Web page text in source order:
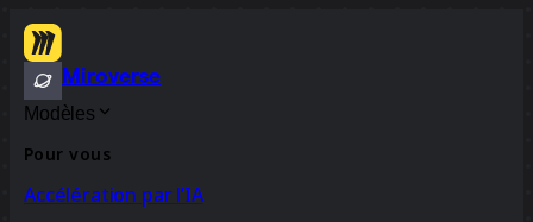
Miroverse
Modèles
Pour vous
Accélération par l’IA